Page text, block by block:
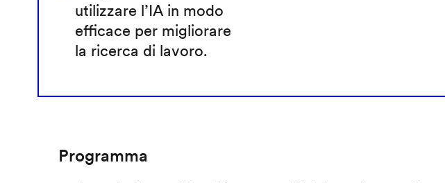
utilizzare l’IA in modo
efficace per migliorare
la ricerca di lavoro.
Programma